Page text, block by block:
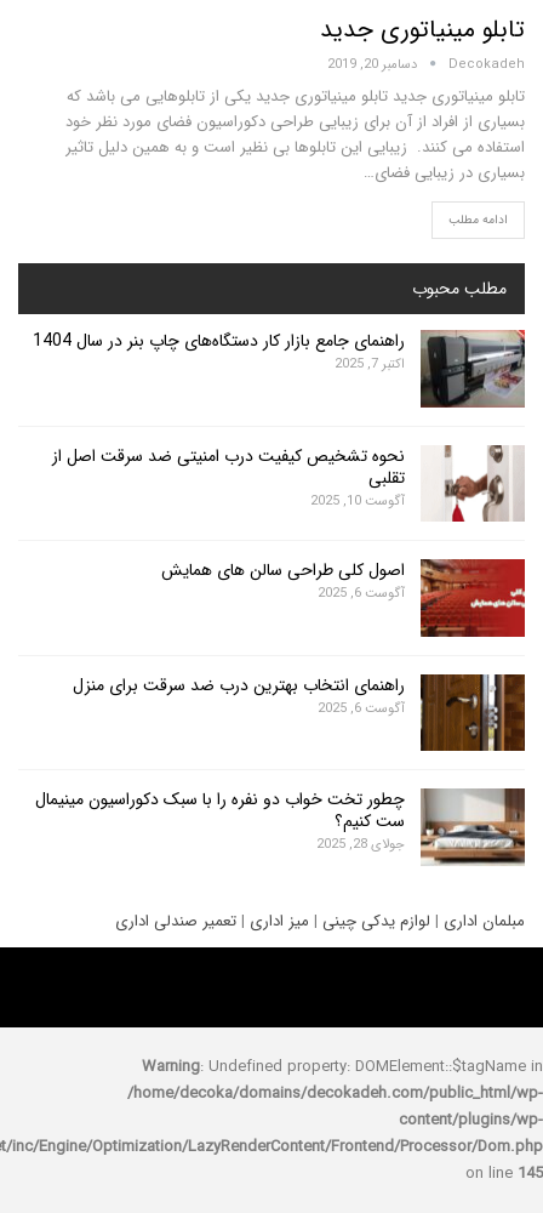
جدید
دسامبر 20, 2019
جدید تابلو مینیاتوری جدید یکی از تابلوهایی می باشد که
افراد از آن برای زیبایی طراحی دکوراسیون فضای مورد نظر خود
کنند. زیبایی این تابلوها بی نظیر است و به همین دلیل تاثیر
زیبایی فضای…
راهنمای جامع بازار کار دستگاه‌های چاپ بنر در سال 1404
اکتبر 7, 2025
نحوه تشخیص کیفیت درب امنیتی ضد سرقت اصل از
تقلبی
آگوست 10, 2025
اصول کلی طراحی سالن های همایش
آگوست 6, 2025
راهنمای انتخاب بهترین درب ضد سرقت برای منزل
آگوست 6, 2025
چطور تخت خواب دو نفره را با سبک دکوراسیون مینیمال
ست کنیم؟
جولای 28, 2025
|لوازم یدکی چینی|میز اداری| تعمیر صندلی اداری
Warning: Undefined property:
/home/decoka/domains/decokadeh.com/
rocket/inc/Engine/Optimization/LazyRenderContent/Frontend/